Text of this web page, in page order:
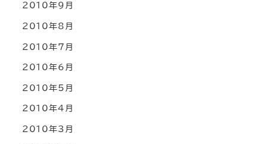
2010年9月
2010年8月
2010年7月
2010年6月
2010年5月
2010年4月
2010年3月